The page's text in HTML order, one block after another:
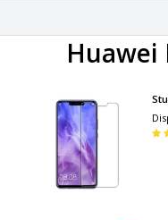
Huawei